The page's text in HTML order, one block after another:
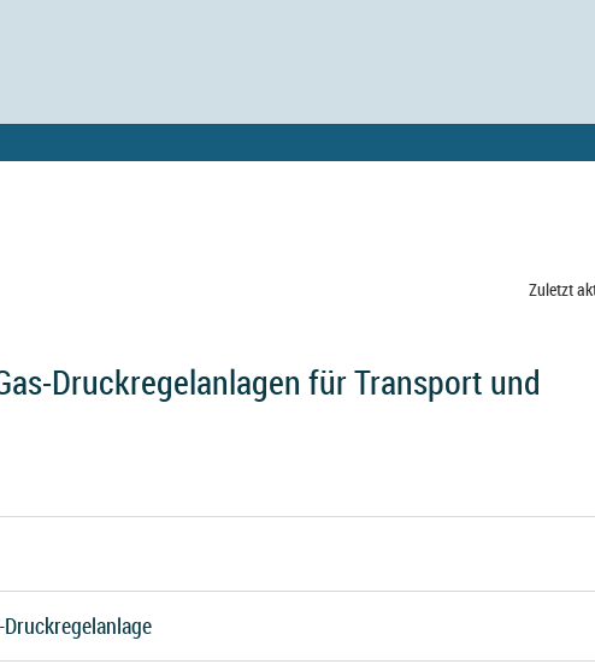
Zuletzt
Druckregelanlagen für Transport und